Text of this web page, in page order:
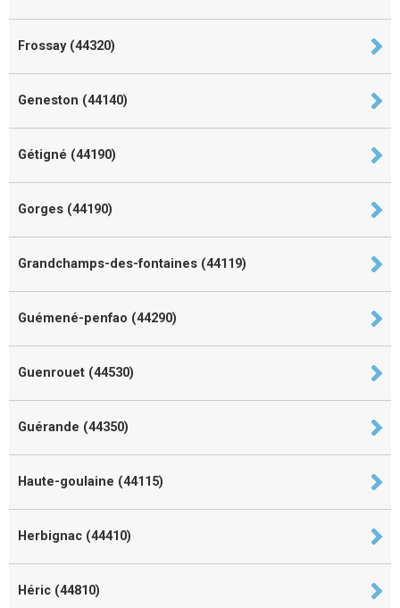
Frossay (44320)
Geneston (44140)
Gétigné (44190)
Gorges (44190)
Grandchamps-des-fontaines (44119)
Guémené-penfao (44290)
Guenrouet (44530)
Guérande (44350)
Haute-goulaine (44115)
Herbignac (44410)
Héric (44810)